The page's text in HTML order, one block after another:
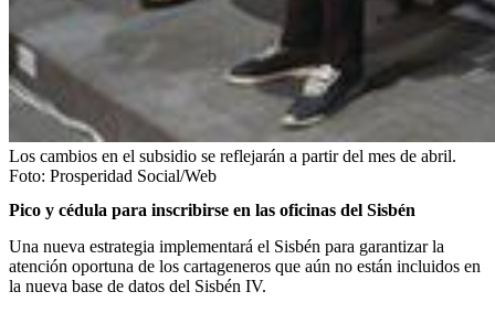
Los cambios en el subsidio se reflejarán a partir del mes de abril.
Foto: Prosperidad Social/Web
Pico y cédula para inscribirse en las oficinas del Sisbén
Una nueva estrategia implementará el Sisbén para garantizar la
atención oportuna de los cartageneros que aún no están incluidos en
la nueva base de datos del Sisbén IV.